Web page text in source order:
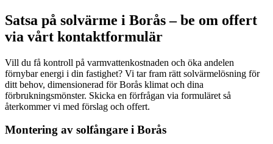
Satsa på solvärme i Borås – be om offert
via vårt kontaktformulär
Vill du få kontroll på varmvattenkostnaden och öka andelen
förnybar energi i din fastighet? Vi tar fram rätt solvärmelösning för
ditt behov, dimensionerad för Borås klimat och dina
förbrukningsmönster. Skicka en förfrågan via formuläret så
återkommer vi med förslag och offert.
Montering av solfångare i Borås